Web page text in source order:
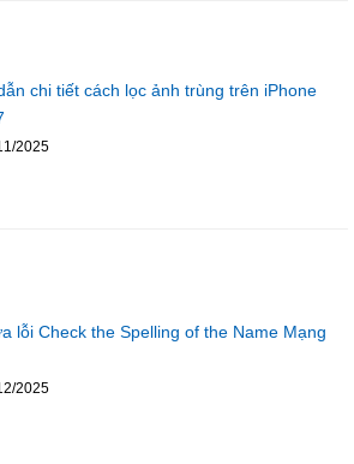
chi tiết cách lọc ảnh trùng trên iPhone
2025
lỗi Check the Spelling of the Name Mạng
2025